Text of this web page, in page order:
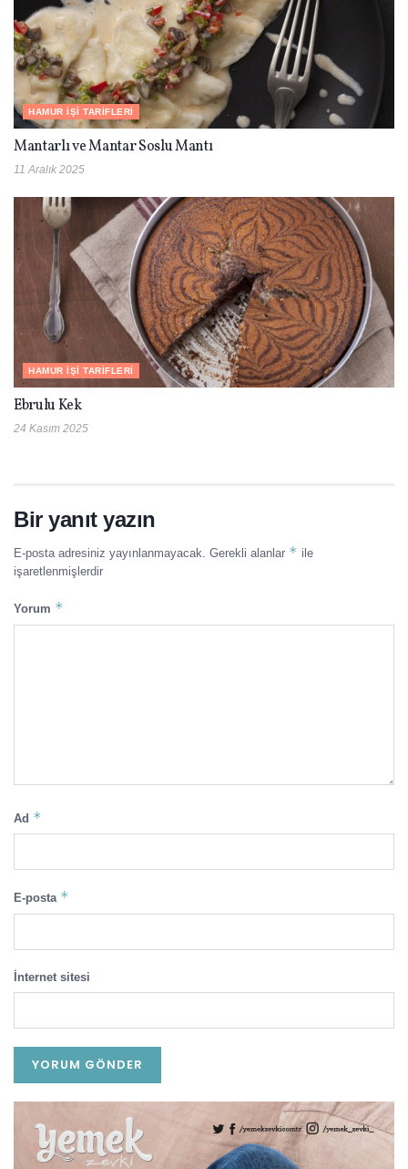
HAMUR İŞI TARIFLERI
Mantarlı ve Mantar Soslu Mantı
11 Aralık 2025
HAMUR İŞI TARIFLERI
Ebrulu Kek
24 Kasım 2025
Bir yanıt yazın
E-posta adresiniz yayınlanmayacak. Gerekli alanlar * ile
işaretlenmişlerdir
Yorum *
Ad *
E-posta *
İnternet sitesi